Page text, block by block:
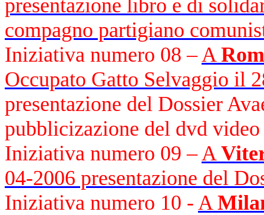
presentazione libro e di
compagno partigiano
Iniziativa numero 08 –A
Occupato Gatto Selvaggio il
presentazione del Dossier
pubblicizazione del dvd
Iniziativa numero 09 –A
04-2006 presentazione del
Iniziativa numero 10 - A